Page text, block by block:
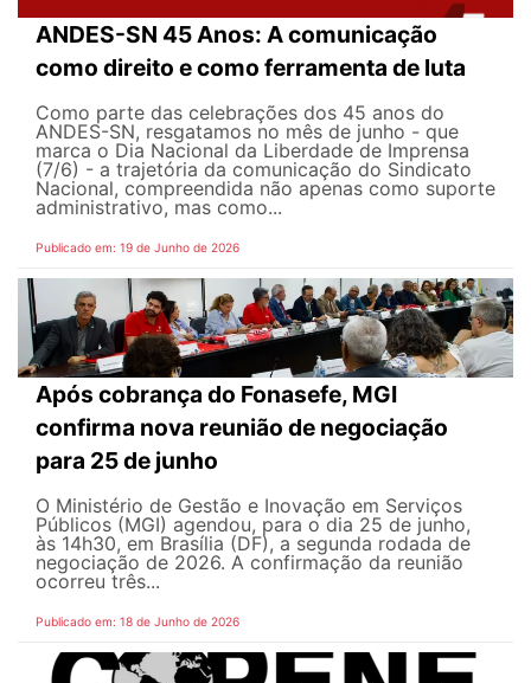
ANDES-SN 45 Anos: A comunicação
como direito e como ferramenta de luta
Como parte das celebrações dos 45 anos do
ANDES-SN, resgatamos no mês de junho - que
marca o Dia Nacional da Liberdade de Imprensa
(7/6) - a trajetória da comunicação do Sindicato
Nacional, compreendida não apenas como suporte
administrativo, mas como...
Publicado em: 19 de Junho de 2026
Após cobrança do Fonasefe, MGI
confirma nova reunião de negociação
para 25 de junho
O Ministério de Gestão e Inovação em Serviços
Públicos (MGI) agendou, para o dia 25 de junho,
às 14h30, em Brasília (DF), a segunda rodada de
negociação de 2026. A confirmação da reunião
ocorreu três...
Publicado em: 18 de Junho de 2026